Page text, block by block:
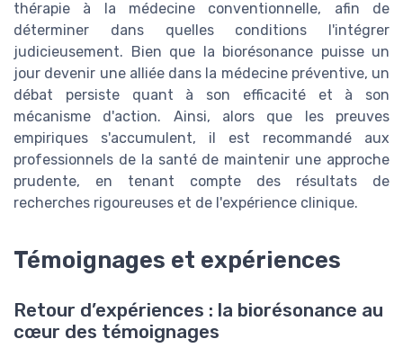
thérapie à la médecine conventionnelle, afin de
déterminer dans quelles conditions l'intégrer
judicieusement. Bien que la biorésonance puisse un
jour devenir une alliée dans la médecine préventive, un
débat persiste quant à son efficacité et à son
mécanisme d'action. Ainsi, alors que les preuves
empiriques s'accumulent, il est recommandé aux
professionnels de la santé de maintenir une approche
prudente, en tenant compte des résultats de
recherches rigoureuses et de l'expérience clinique.
Témoignages et expériences
Retour d’expériences : la biorésonance au
cœur des témoignages